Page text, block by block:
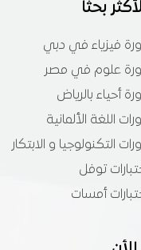
بحثاً
فيزياء في دبي
علوم في مصر
أحياء بالرياض
اللغة الألمانية
التكنولوجيا و الابتكار
توفل
أمسات